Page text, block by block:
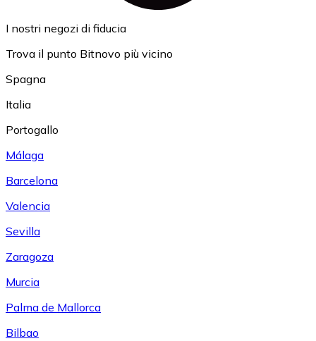
I nostri negozi di fiducia
Trova il punto Bitnovo più vicino
Spagna
Italia
Portogallo
Málaga
Barcelona
Valencia
Sevilla
Zaragoza
Murcia
Palma de Mallorca
Bilbao